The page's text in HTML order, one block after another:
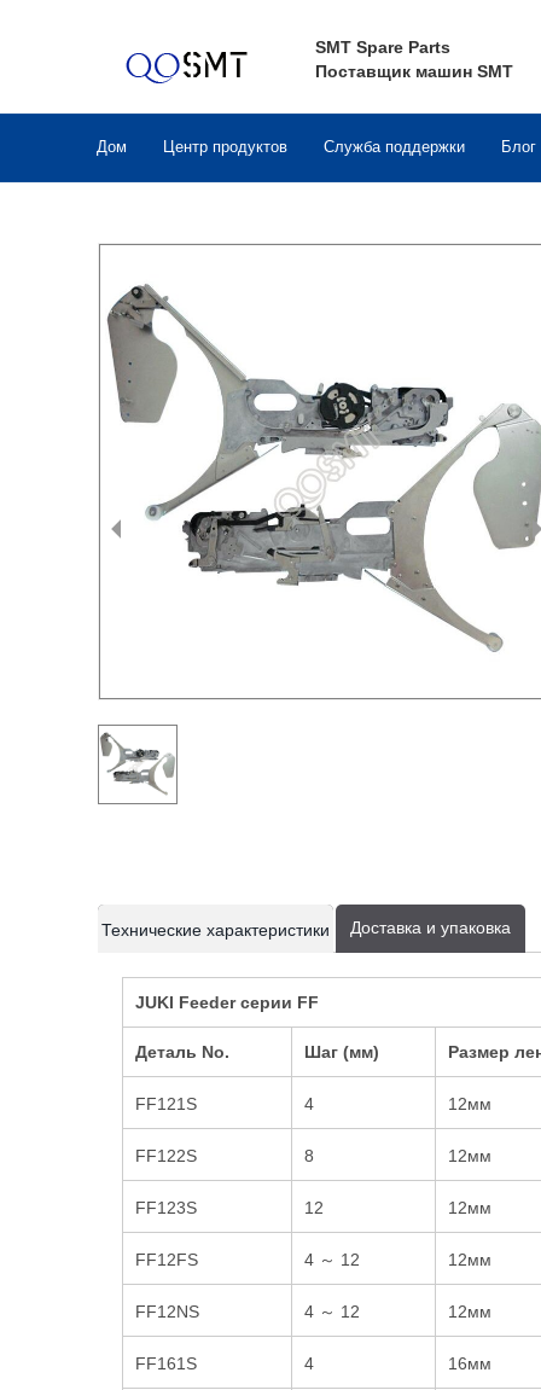
SMT Spare Parts
Поставщик машин SMT
Дом Центр продуктов Служба поддержки Блог
current
current
Технические характеристики Доставка и упаковка
JUKI Feeder серии FF
Деталь No. Шаг (мм) Размер
FF121S 4 12мм
FF122S 8 12мм
FF123S 12 12мм
FF12FS 4 ～ 12 12мм
FF12NS 4 ～ 12 12мм
FF161S 4 16мм